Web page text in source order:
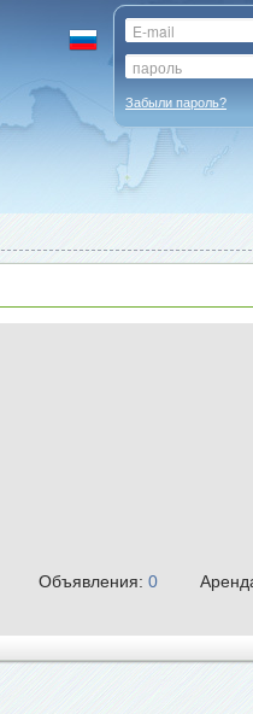
Забыли пароль?
Объявления: 0